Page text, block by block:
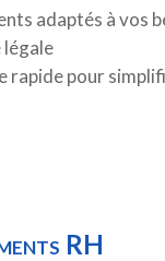
adaptés à vos
rapide pour
RH